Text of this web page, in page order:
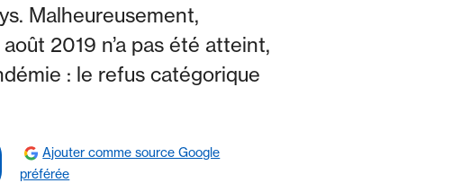
Malheureusement,
2019 n’a pas été atteint,
: le refus catégorique
Ajouter comme source Google
préférée